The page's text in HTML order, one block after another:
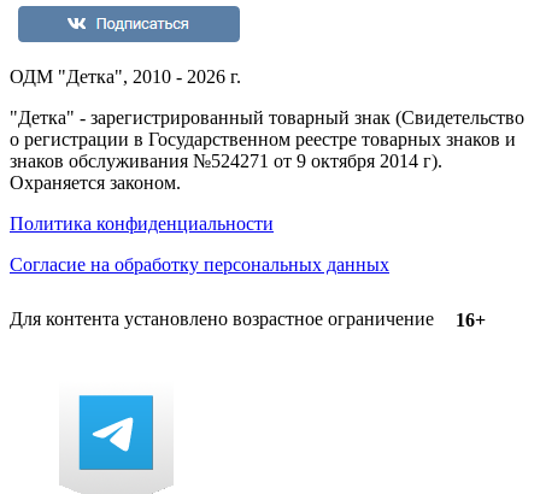
ОДМ "Детка", 2010 - 2026 г.
"Детка" - зарегистрированный товарный знак (Свидетельство
о регистрации в Государственном реестре товарных знаков и
знаков обслуживания №524271 от 9 октября 2014 г).
Охраняется законом.
Политика конфиденциальности
Согласие на обработку персональных данных
Для контента установлено возрастное ограничение 16+